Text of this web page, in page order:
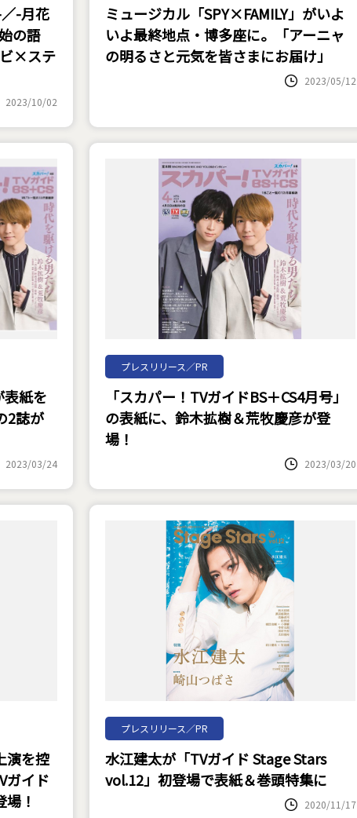
-月花
の語
×ステ
2023/10/02
ミュージカル「SPY×FAMILY」がいよ
いよ最終地点・博多座に。「アーニャ
の明るさと元気を皆さまにお届け」
2023/05/12
紙を
2誌が
2023/03/24
プレスリリース／PR
「スカパー！TVガイドBS＋CS4月号」
の表紙に、鈴木拡樹＆荒牧慶彦が登
場！
2023/03/20
演を控
ガイド
！
プレスリリース／PR
水江建太が「TVガイド Stage Stars
vol.12」初登場で表紙＆巻頭特集に
2020/11/17